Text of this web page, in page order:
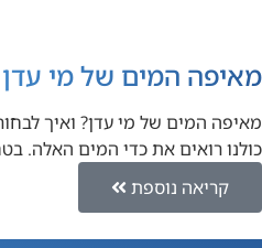
מאיפה המים של מי עדן
מאיפה המים של מי עדן? ואיך
כולנו רואים את כדי המים האלה.
קריאה נוספת